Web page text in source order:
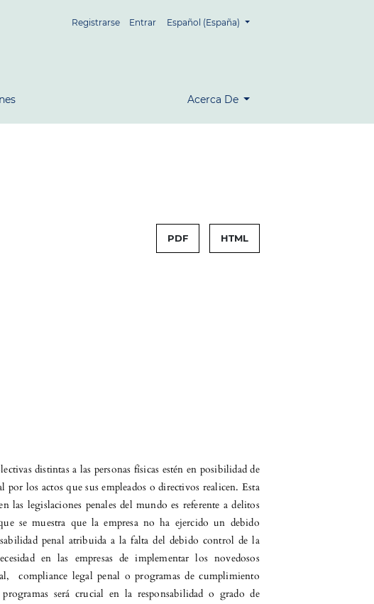
Registrarse Entrar Español (España)
Acerca De
PDF HTML
distintas a las personas físicas estén en posibilidad de
por los actos que sus empleados o directivos realicen. Esta
las legislaciones penales del mundo es referente a delitos
se muestra que la empresa no ha ejercido un debido
penal atribuida a la falta del debido control de la
en las empresas de implementar los novedosos
compliance legal penal o programas de cumplimiento
será crucial en la responsabilidad o grado de